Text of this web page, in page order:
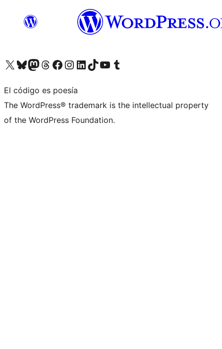
Visita nuestra cuenta de X (anteriormente Twitter)
Visita nuestra cuenta de Bluesky
Visita nuestra cuenta de Mastodon
Visita nuestra cuenta de Threads
Visita nuestra página de Facebook
Visita nuestra cuenta de Instagram
Visita nuestra cuenta de LinkedIn
Visita nuestra cuenta de TikTok
Visita nuestro canal de YouTube
Visita nuestra cuenta de Tumblr
El código es poesía
The WordPress® trademark is the intellectual property
of the WordPress Foundation.